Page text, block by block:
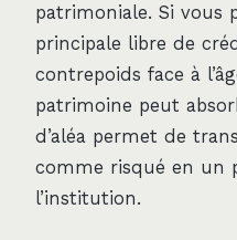
patrimoniale. Si vous
principale libre de
contrepoids face à
patrimoine peut
d’aléa permet de
comme risqué en un
l’institution.